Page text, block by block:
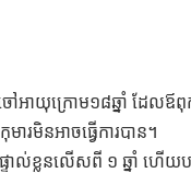
អាយុក្រោម១៨ឆ្នាំ ដែលឪ
ារមិនអាចធ្វើការបាន។
ាល់ខ្លួនលើសពី ១ ឆ្នាំ ហើយ